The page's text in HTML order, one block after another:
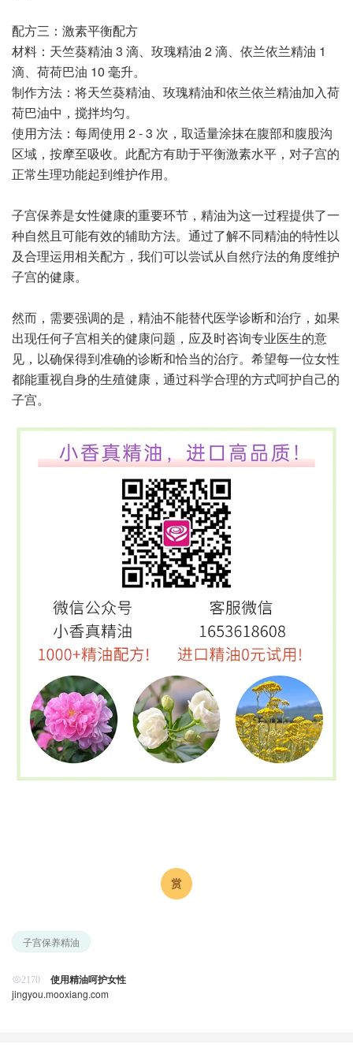
配方三：激素平衡配方
材料：天竺葵精油 3 滴、玫瑰精油 2 滴、依兰依兰精油 1
滴、荷荷巴油 10 毫升。
制作方法：将天竺葵精油、玫瑰精油和依兰依兰精油加入荷
荷巴油中，搅拌均匀。
使用方法：每周使用 2 - 3 次，取适量涂抹在腹部和腹股沟
区域，按摩至吸收。此配方有助于平衡激素水平，对子宫的
正常生理功能起到维护作用。
子宫保养是女性健康的重要环节，精油为这一过程提供了一
种自然且可能有效的辅助方法。通过了解不同精油的特性以
及合理运用相关配方，我们可以尝试从自然疗法的角度维护
子宫的健康。
然而，需要强调的是，精油不能替代医学诊断和治疗，如果
出现任何子宫相关的健康问题，应及时咨询专业医生的意
见，以确保得到准确的诊断和恰当的治疗。希望每一位女性
都能重视自身的生殖健康，通过科学合理的方式呵护自己的
子宫。
子宫保养精油
2170 使用精油呵护女性
jingyou.mooxiang.com